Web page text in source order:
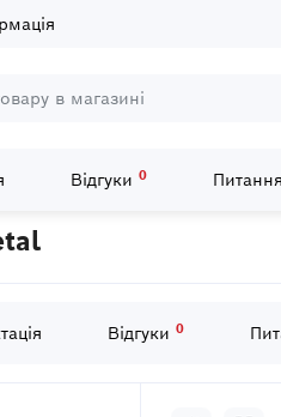
Відгуки 0
S 1122 AF Flexible for Metal
Відгуки 0